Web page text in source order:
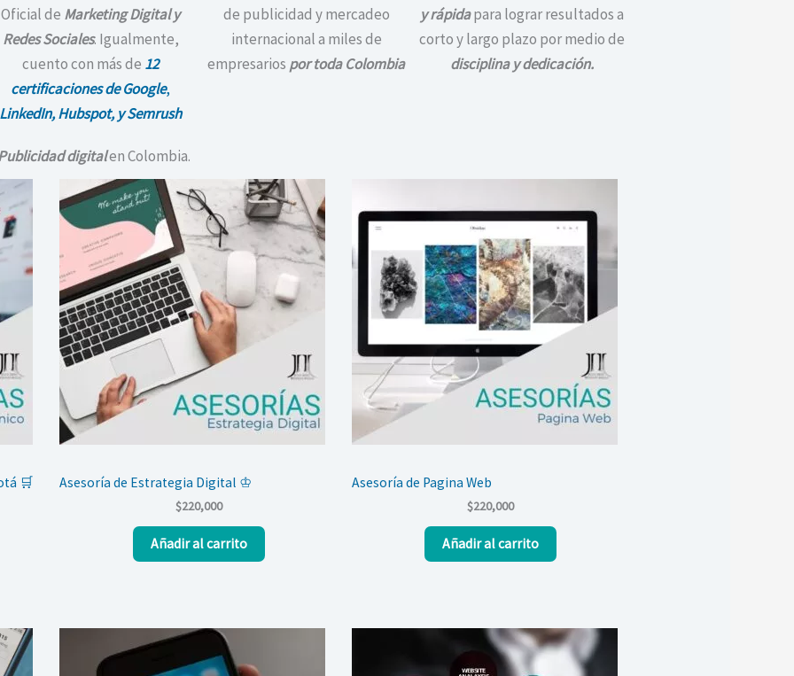
Oficial de Marketing Digital y
Redes Sociales. Igualmente,
cuento con más de 12
certificaciones de Google,
LinkedIn, Hubspot, y Semrush
de publicidad y mercadeo
internacional a miles de
empresarios por toda Colombia
y rápidapara lograr resultados a
corto y largo plazo por medio de
disciplina y dedicación.
digitalen Colombia.
🛒 Asesoría de Estrategia Digital ♔
$220,000
Añadir al carrito
Asesoría de Pagina Web
$220,000
Añadir al carrito